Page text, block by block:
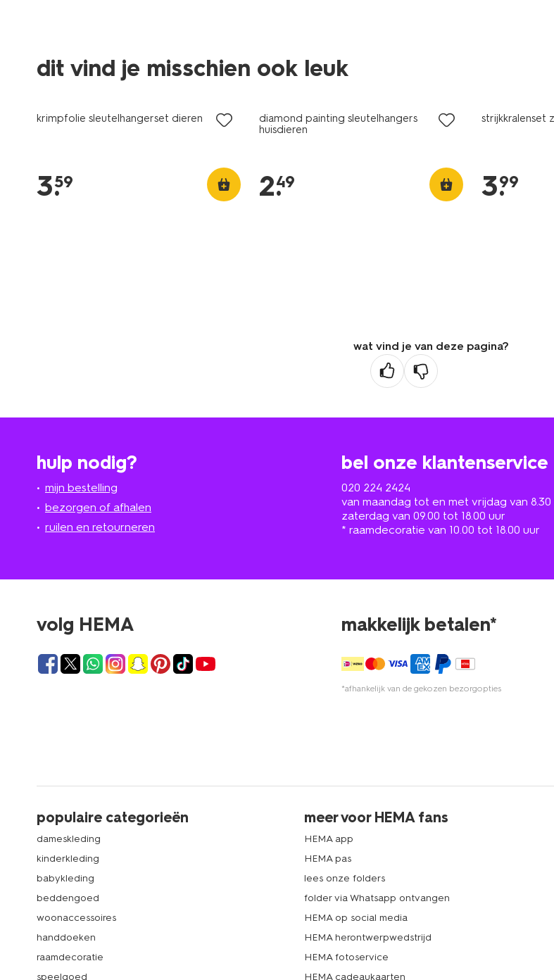
dit vind je misschien ook leuk
krimpfolie sleutelhangerset dieren
3.
59
diamond painting sleutelhangers
huisdieren
2.
49
strijkkralenset
3.
99
wat vind je van deze pagina?
hulp nodig?
mijn bestelling
bezorgen of afhalen
ruilen en retourneren
bel onze klantenservice
020 224 2424
van maandag tot en met vrijdag van 8.30
zaterdag van 09.00 tot 18.00 uur
* raamdecoratie van 10.00 tot 18.00 uur
volg HEMA makkelijk betalen*
*afhankelijk van de gekozen bezorgopties
populaire categorieën
dameskleding
kinderkleding
babykleding
beddengoed
woonaccessoires
handdoeken
raamdecoratie
speelgoed
meer voor HEMA fans
HEMA app
HEMA pas
lees onze folders
folder via Whatsapp ontvangen
HEMA op social media
HEMA herontwerpwedstrijd
HEMA fotoservice
HEMA cadeaukaarten